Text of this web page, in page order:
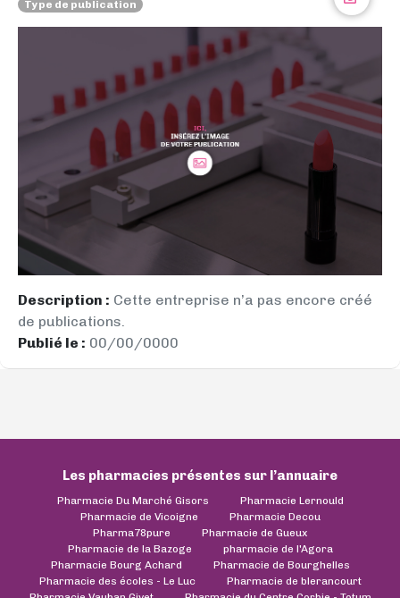
Type de publication
Description : Cette entreprise n’a pas encore créé
de publications.
Publié le : 00/00/0000
Les pharmacies présentes sur l’annuaire
Pharmacie Du Marché Gisors
Pharmacie Lernould
Pharmacie de Vicoigne
Pharmacie Decou
Pharma78pure
Pharmacie de Gueux
Pharmacie de la Bazoge
pharmacie de l'Agora
Pharmacie Bourg Achard
Pharmacie de Bourghelles
Pharmacie des écoles - Le Luc
Pharmacie de blerancourt